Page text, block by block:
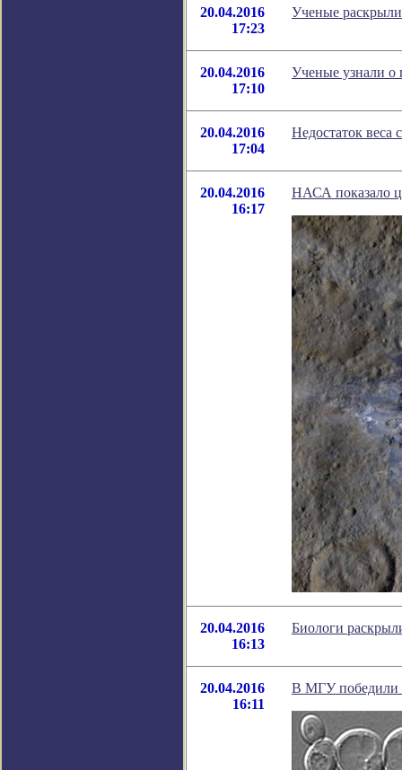
20.04.2016
17:23
Ученые раскрыли
20.04.2016
17:10
Ученые узнали о
20.04.2016
17:04
Недостаток веса
20.04.2016
16:17
НАСА показало
20.04.2016
16:13
Биологи
20.04.2016
16:11
В МГУ победили